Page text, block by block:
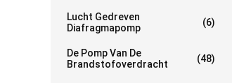
Lucht Gedreven
Diafragmapomp
(6)
De Pomp Van De
Brandstofoverdracht
(48)